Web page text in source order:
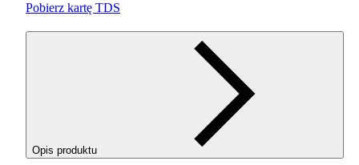
Pobierz kartę TDS
Opis produktu